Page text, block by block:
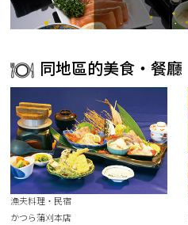
同地區的美食・餐廳
漁夫料理・民宿
かつら蒲刈本店